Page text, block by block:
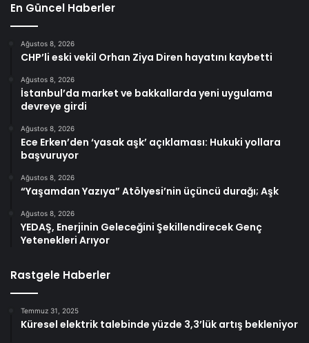
En Güncel Haberler
Ağustos 8, 2026
CHP’li eski vekil Orhan Ziya Diren hayatını kaybetti
Ağustos 8, 2026
İstanbul’da market ve bakkallarda yeni uygulama
devreye girdi
Ağustos 8, 2026
Ece Erken’den ‘yasak aşk’ açıklaması: Hukuki yollara
başvuruyor
Ağustos 8, 2026
“Yaşamdan Yazıya” Atölyesi’nin üçüncü durağı; Aşk
Ağustos 8, 2026
YEDAŞ, Enerjinin Geleceğini Şekillendirecek Genç
Yetenekleri Arıyor
Rastgele Haberler
Temmuz 31, 2025
Küresel elektrik talebinde yüzde 3,3’lük artış bekleniyor